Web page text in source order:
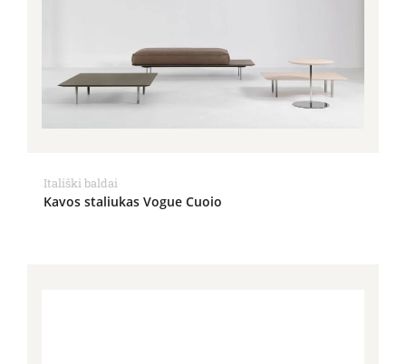
Itališki baldai
Kavos staliukas Vogue Cuoio